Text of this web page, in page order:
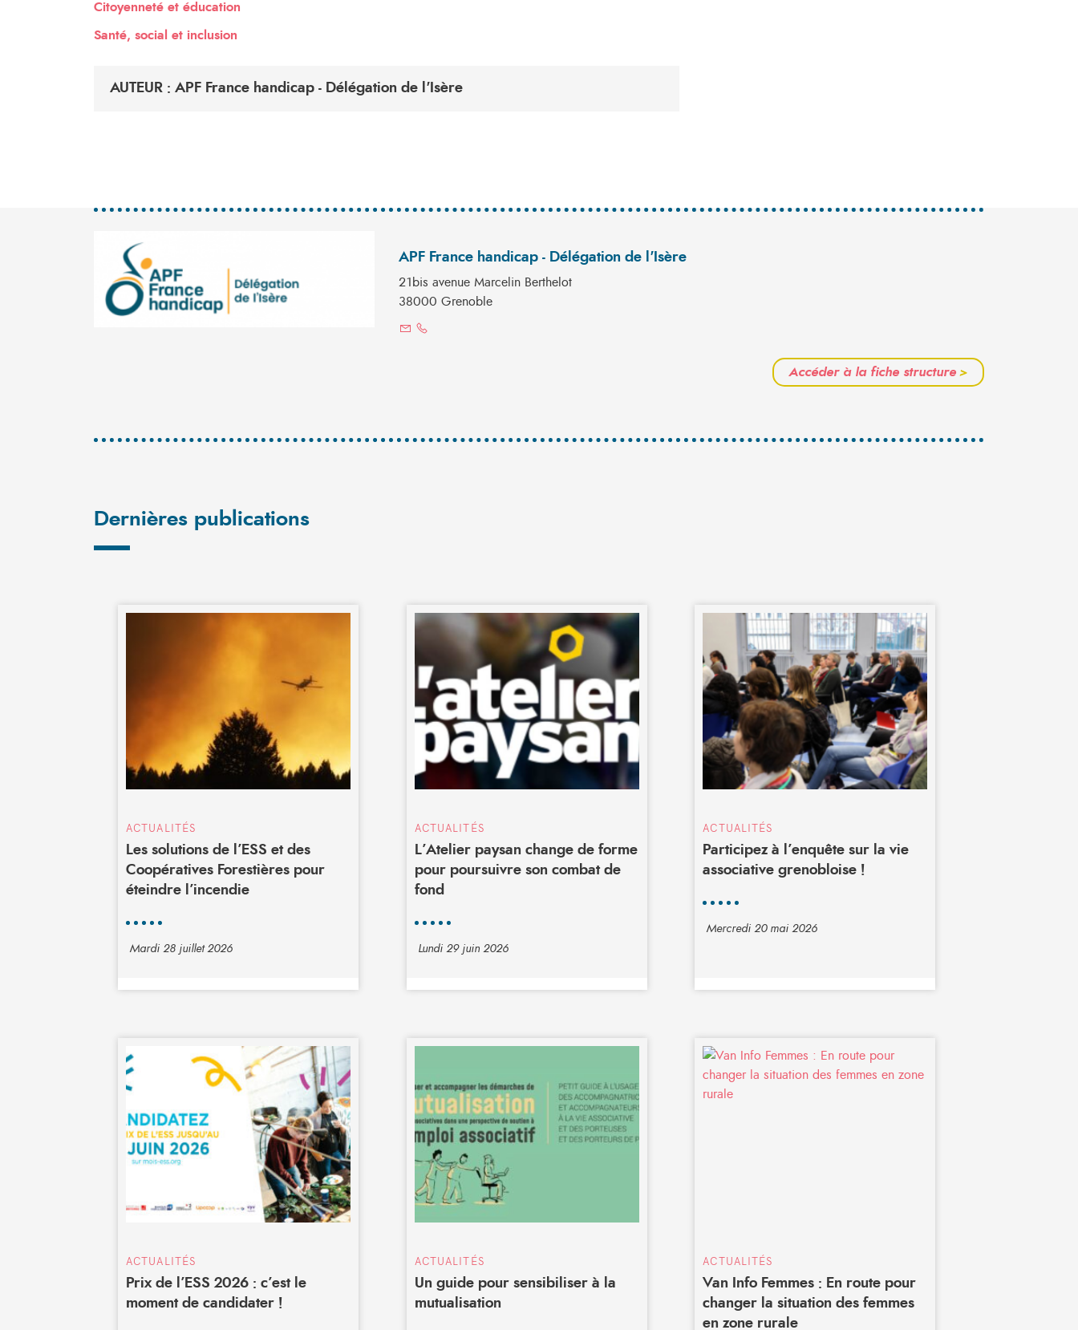
Citoyenneté et éducation
Santé, social et inclusion
AUTEUR : APF France handicap - Délégation de l'Isère
APF France handicap - Délégation de l'Isère
21bis avenue Marcelin Berthelot
38000 Grenoble
Accéder à la fiche structure>
Dernières publications
ACTUALITÉS
Les solutions de l’ESS et des
Coopératives Forestières pour
éteindre l’incendie
Mardi 28 juillet 2026
ACTUALITÉS
L’Atelier paysan change de forme
pour poursuivre son combat de
fond
Lundi 29 juin 2026
ACTUALITÉS
Participez à l’enquête sur la vie
associative grenobloise !
Mercredi 20 mai 2026
ACTUALITÉS
Prix de l’ESS 2026 : c’est le
moment de candidater !
ACTUALITÉS
Un guide pour sensibiliser à la
mutualisation
ACTUALITÉS
Van Info Femmes : En route pour
changer la situation des femmes
en zone rurale